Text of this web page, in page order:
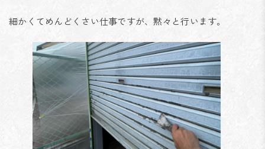
細かくてめんどくさい仕事ですが、黙々と行います。